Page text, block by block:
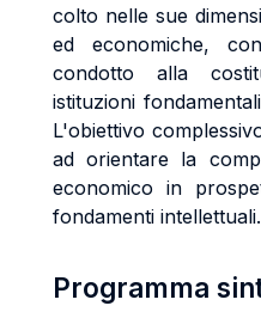
colto nelle sue
ed economiche,
condotto alla
istituzioni
L'obiettivo
ad orientare la
economico in
fondamenti intellettuali.
Programma